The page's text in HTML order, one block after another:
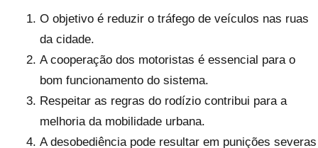
O objetivo é reduzir o tráfego de veículos nas ruas
da cidade.
A cooperação dos motoristas é essencial para o
bom funcionamento do sistema.
Respeitar as regras do rodízio contribui para a
melhoria da mobilidade urbana.
A desobediência pode resultar em punições severas